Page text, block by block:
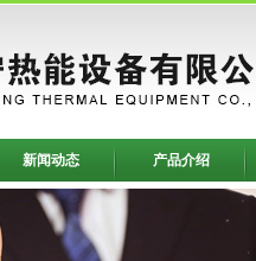
新闻动态 产品介绍